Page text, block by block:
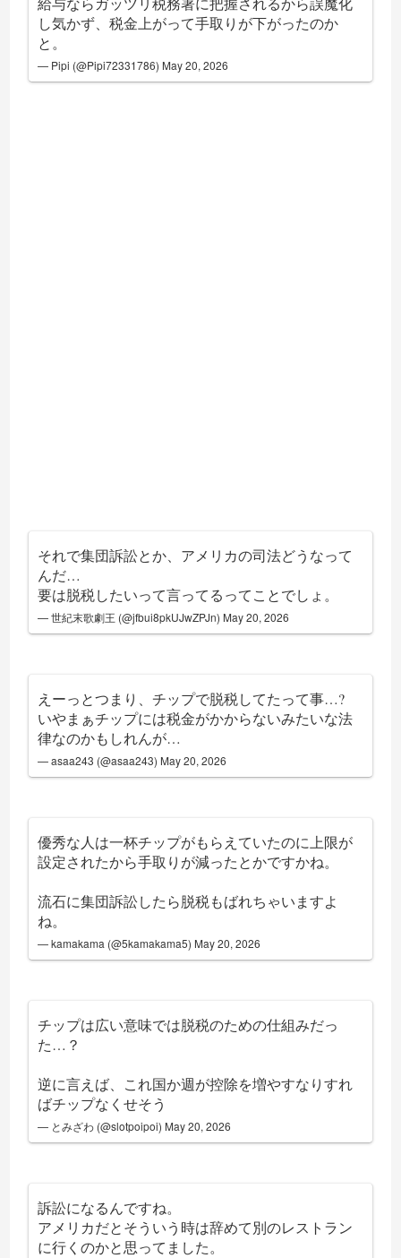
し気かず、税金上がって手取りが下がったのか
と。
— Pipi (@Pipi72331786) May 20, 2026
それで集団訴訟とか、アメリカの司法どうなって
んだ…
要は脱税したいって言ってるってことでしょ。
— 世紀末歌劇王 (@jfbui8pkUJwZPJn) May 20, 2026
えーっとつまり、チップで脱税してたって事…?
いやまぁチップには税金がかからないみたいな法
律なのかもしれんが…
— asaa243 (@asaa243) May 20, 2026
優秀な人は一杯チップがもらえていたのに上限が
設定されたから手取りが減ったとかですかね。
流石に集団訴訟したら脱税もばれちゃいますよ
ね。
— kamakama (@5kamakama5) May 20, 2026
チップは広い意味では脱税のための仕組みだっ
た…？
逆に言えば、これ国か週が控除を増やすなりすれ
ばチップなくせそう
— とみざわ (@slotpoipoi) May 20, 2026
訴訟になるんですね。
アメリカだとそういう時は辞めて別のレストラン
に行くのかと思ってました。